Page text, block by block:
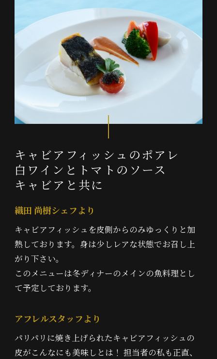
キャビアフィッシュのポアレ
白ワインとトマトのソース
キャビアと共に
織田 尚樹シェフより
キャビアフィッシュを皮側からのみゆっくりと加
熱しております。身は少しレアな状態でお召し上
がり下さい。
このメニューは冬ディナーのメインの魚料理とし
て予定しております。
アフレルスタッフより
パリパリに焼き上げられたキャビアフィッシュの
皮がこんなにも美味しとは！ 担当者の私も正直、